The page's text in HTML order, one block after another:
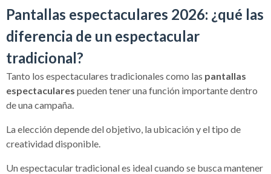
Pantallas espectaculares 2026: ¿qué las
diferencia de un espectacular
tradicional?
Tanto los espectaculares tradicionales como las pantallas
espectaculares pueden tener una función importante dentro
de una campaña.
La elección depende del objetivo, la ubicación y el tipo de
creatividad disponible.
Un espectacular tradicional es ideal cuando se busca mantener